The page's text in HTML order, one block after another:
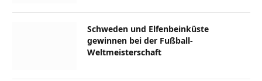
Schweden und Elfenbeinküste
gewinnen bei der Fußball-
Weltmeisterschaft